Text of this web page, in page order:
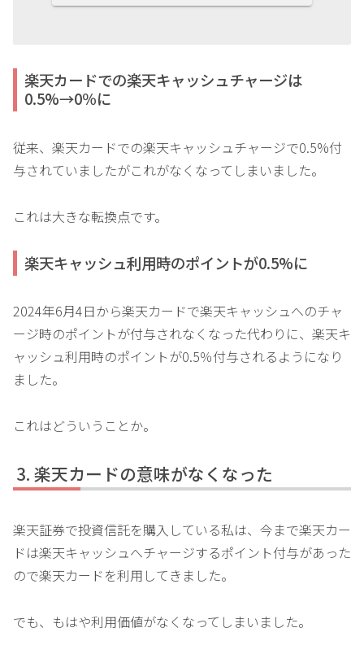
楽天カードでの楽天キャッシュチャージは
0.5%→0％に
従来、楽天カードでの楽天キャッシュチャージで0.5%付
与されていましたがこれがなくなってしまいました。
これは大きな転換点です。
楽天キャッシュ利用時のポイントが0.5%に
2024年6月4日から楽天カードで楽天キャッシュへのチャ
ージ時のポイントが付与されなくなった代わりに、楽天キ
ャッシュ利用時のポイントが0.5％付与されるようになり
ました。
これはどういうことか。
楽天カードの意味がなくなった
楽天証券で投資信託を購入している私は、今まで楽天カー
ドは楽天キャッシュへチャージするポイント付与があった
ので楽天カードを利用してきました。
でも、もはや利用価値がなくなってしまいました。